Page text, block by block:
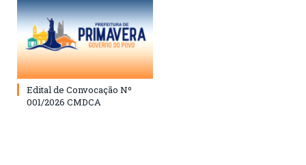
Edital de Convocação Nº
001/2026 CMDCA